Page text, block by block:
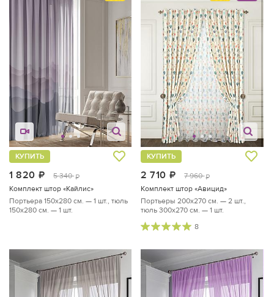
1 820 руб.
5 340 руб.
КУПИТЬ
Комплект штор «Кайлис»
Портьера 150х280 см. — 1 шт., тюль
150х280 см. — 1 шт.
2 710 руб.
7 960 руб.
КУПИТЬ
Комплект штор «Авицид»
Портьеры 200х270 см. — 2 шт.,
тюль 300х270 см. — 1 шт.
8